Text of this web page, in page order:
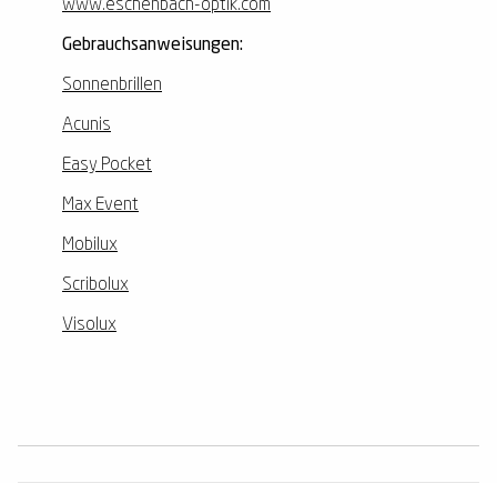
www.eschenbach-optik.com
Gebrauchsanweisungen:
Sonnenbrillen
Acunis
Easy Pocket
Max Event
Mobilux
Scribolux
Visolux